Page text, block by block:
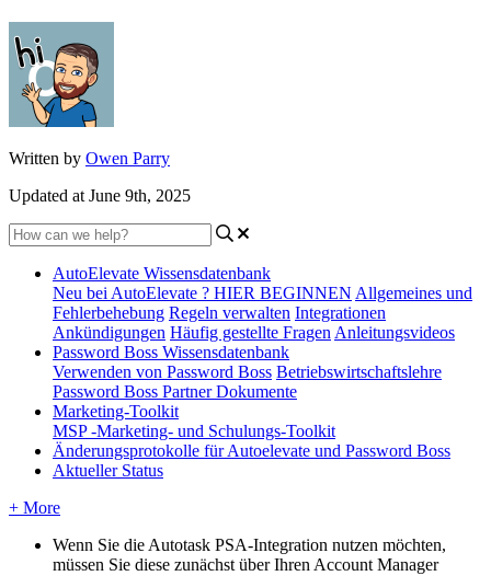
Written by Owen Parry
Updated at June 9th, 2025
AutoElevate Wissensdatenbank
Neu bei AutoElevate ? HIER BEGINNEN Allgemeines und
Fehlerbehebung Regeln verwalten Integrationen
Ankündigungen Häufig gestellte Fragen Anleitungsvideos
Password Boss Wissensdatenbank
Verwenden von Password Boss Betriebswirtschaftslehre
Password Boss Partner Dokumente
Marketing-Toolkit
MSP -Marketing- und Schulungs-Toolkit
Änderungsprotokolle für Autoelevate und Password Boss
Aktueller Status
+ More
Wenn Sie die Autotask PSA-Integration nutzen möchten,
müssen Sie diese zunächst über Ihren Account Manager